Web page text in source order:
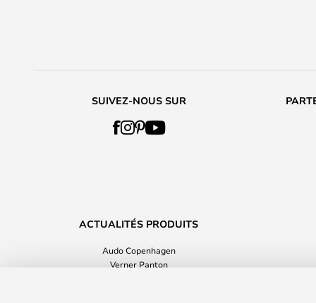
SUIVEZ-NOUS SUR
ACTUALITÉS PRODUITS
Audo Copenhagen
Verner Panton